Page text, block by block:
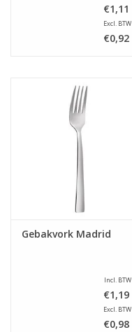
€1,11
Excl. BTW
€0,92
Gebakvork Madrid
Incl. BTW
€1,19
Excl. BTW
€0,98